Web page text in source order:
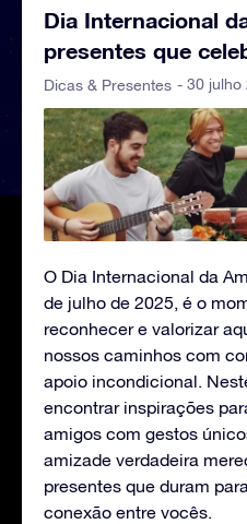
Dia Internacional
presentes que
Dicas & Presentes - 30 julho
O Dia Internacional da
de julho de 2025, é o
reconhecer e valorizar
nossos caminhos com
apoio incondicional.
encontrar inspirações
amigos com gestos
amizade verdadeira
presentes que duram
conexão entre vocês.